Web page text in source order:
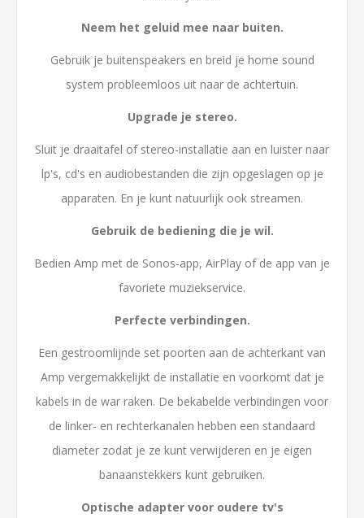
Neem het geluid mee naar buiten.
Gebruik je buitenspeakers en breid je home sound
system probleemloos uit naar de achtertuin.
Upgrade je stereo.
Sluit je draaitafel of stereo-installatie aan en luister naar
lp's, cd's en audiobestanden die zijn opgeslagen op je
apparaten. En je kunt natuurlijk ook streamen.
Gebruik de bediening die je wil.
Bedien Amp met de Sonos-app, AirPlay of de app van je
favoriete muziekservice.
Perfecte verbindingen.
Een gestroomlijnde set poorten aan de achterkant van
Amp vergemakkelijkt de installatie en voorkomt dat je
kabels in de war raken. De bekabelde verbindingen voor
de linker- en rechterkanalen hebben een standaard
diameter zodat je ze kunt verwijderen en je eigen
banaanstekkers kunt gebruiken.
Optische adapter voor oudere tv's